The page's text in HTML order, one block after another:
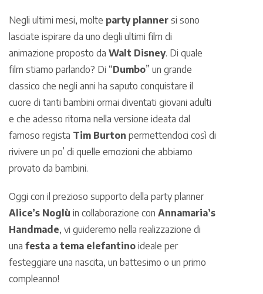
Negli ultimi mesi, molte party planner si sono
lasciate ispirare da uno degli ultimi film di
animazione proposto da Walt Disney. Di quale
film stiamo parlando? Di “Dumbo” un grande
classico che negli anni ha saputo conquistare il
cuore di tanti bambini ormai diventati giovani adulti
e che adesso ritorna nella versione ideata dal
famoso regista Tim Burton permettendoci così di
rivivere un po’ di quelle emozioni che abbiamo
provato da bambini.
Oggi con il prezioso supporto della party planner
Alice’s Noglù in collaborazione con Annamaria’s
Handmade, vi guideremo nella realizzazione di
una festa a tema elefantino ideale per
festeggiare una nascita, un battesimo o un primo
compleanno!